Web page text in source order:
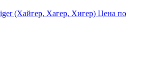
(Хайгер, Хагер, Хигер) Цена по